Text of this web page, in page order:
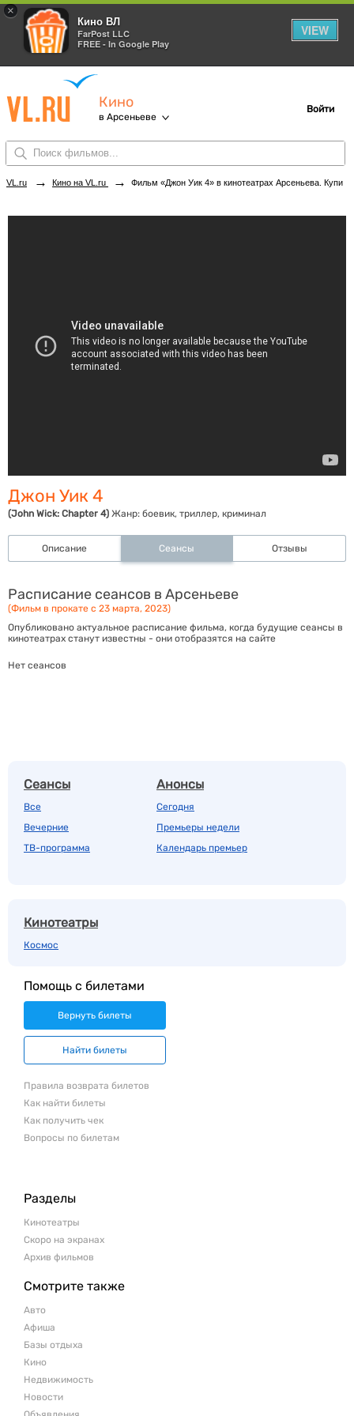
×
Кино ВЛ
FarPost LLC
FREE - In Google Play
VIEW
Кино
в Арсеньеве
Войти
VL.ru → Кино на VL.ru → Фильм «Джон Уик 4» в кинотеатрах Арсеньева. Купить билеты!
Джон Уик 4
(John Wick: Chapter 4) Жанр: боевик, триллер, криминал
Описание Сеансы Отзывы
Расписание сеансов в Арсеньеве
(Фильм в прокате с 23 марта, 2023)
Опубликовано актуальное расписание фильма, когда будущие сеансы в
кинотеатрах станут известны - они отобразятся на сайте
Нет сеансов
Сеансы
Все
Вечерние
ТВ-программа
Анонсы
Сегодня
Премьеры недели
Календарь премьер
Кинотеатры
Космос
Помощь с билетами
Вернуть билеты
Найти билеты
Правила возврата билетов
Как найти билеты
Как получить чек
Вопросы по билетам
Разделы
Кинотеатры
Скоро на экранах
Архив фильмов
Смотрите также
Авто
Афиша
Базы отдыха
Кино
Недвижимость
Новости